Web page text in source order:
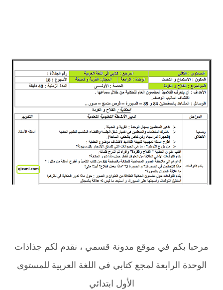
مرحبا بكم في موقع مدونة قسمي ، نقدم لكم جذاذات
الوحدة الرابعة لمجع كتابي في اللغة العربية للمستوى
الأول ابتدائي